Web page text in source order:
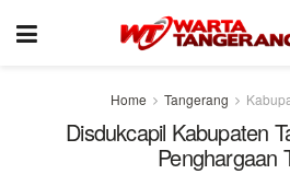
Home Tangerang
Disdukcapil Kabupaten
Penghargaan